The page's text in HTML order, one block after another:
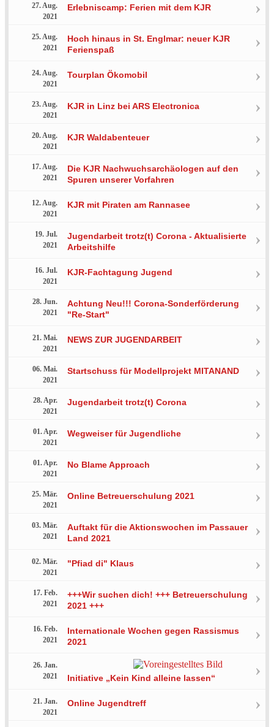
27. Aug.
2021
Erlebniscamp: Ferien mit dem KJR
25. Aug.
2021
Hoch hinaus in St. Englmar: neuer KJR
Ferienspaß
24. Aug.
2021
Tourplan Ökomobil
23. Aug.
2021
KJR in Linz bei ARS Electronica
20. Aug.
2021
KJR Waldabenteuer
17. Aug.
2021
Die KJR Nachwuchsarchäologen auf den
Spuren unserer Vorfahren
12. Aug.
2021
KJR mit Piraten am Rannasee
19. Jul.
2021
Jugendarbeit trotz(t) Corona - Aktualisierte
Arbeitshilfe
16. Jul.
2021
KJR-Fachtagung Jugend
28. Jun.
2021
Achtung Neu!!! Corona-Sonderförderung
"Re-Start"
21. Mai.
2021
NEWS ZUR JUGENDARBEIT
06. Mai.
2021
Startschuss für Modellprojekt MITANAND
28. Apr.
2021
Jugendarbeit trotz(t) Corona
01. Apr.
2021
Wegweiser für Jugendliche
01. Apr.
2021
No Blame Approach
25. Mär.
2021
Online Betreuerschulung 2021
03. Mär.
2021
Auftakt für die Aktionswochen im Passauer
Land 2021
02. Mär.
2021
"Pfiad di" Klaus
17. Feb.
2021
+++Wir suchen dich! +++ Betreuerschulung
2021 +++
16. Feb.
2021
Internationale Wochen gegen Rassismus
2021
26. Jan.
2021
Initiative „Kein Kind alleine lassen“
21. Jan.
2021
Online Jugendtreff